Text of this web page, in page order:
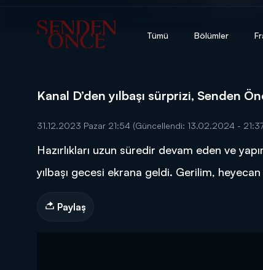
DİĞER
Tümü Bölümler
Kanal D’den yılbaşı sürprizi, Senden
31.12.2023 Pazar 21:54 (Güncellendi: 13.02.2024 -
Hazırlıkları uzun süredir devam eden ve
yılbaşı gecesi ekrana geldi. Gerilim,
Paylaş